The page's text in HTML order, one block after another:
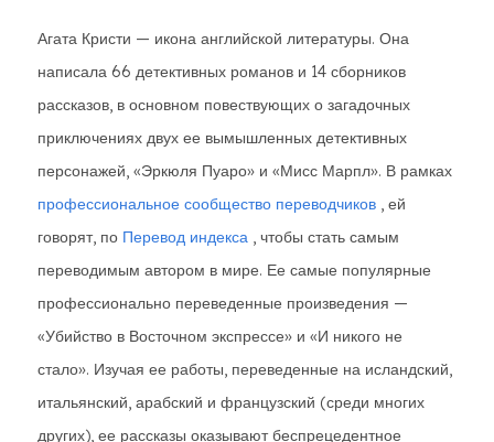
Агата Кристи — икона английской литературы. Она
написала 66 детективных романов и 14 сборников
рассказов, в основном повествующих о загадочных
приключениях двух ее вымышленных детективных
персонажей, «Эркюля Пуаро» и «Мисс Марпл». В рамках
профессиональное сообщество переводчиков , ей
говорят, по Перевод индекса , чтобы стать самым
переводимым автором в мире. Ее самые популярные
профессионально переведенные произведения —
«Убийство в Восточном экспрессе» и «И никого не
стало». Изучая ее работы, переведенные на исландский,
итальянский, арабский и французский (среди многих
других), ее рассказы оказывают беспрецедентное